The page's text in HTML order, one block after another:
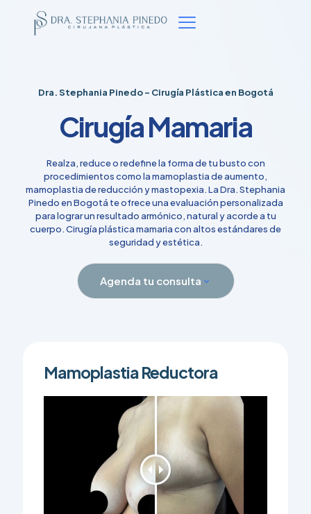
Dra. Stephania Pinedo - Cirugía Plástica en Bogotá
Cirugía Mamaria
Realza, reduce o redefine la forma de tu busto con
procedimientos como la mamoplastia de aumento,
mamoplastia de reducción y mastopexia. La Dra. Stephania
Pinedo en Bogotá te ofrece una evaluación personalizada
para lograr un resultado armónico, natural y acorde a tu
cuerpo. Cirugía plástica mamaria con altos estándares de
seguridad y estética.
Agenda tu consulta
Mamoplastia Reductora